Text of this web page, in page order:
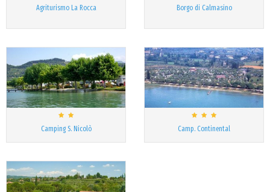
Agriturismo La Rocca Borgo di Calmasino
Camping S. Nicolò Camp. Continental